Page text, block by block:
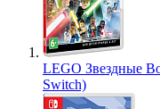
LEGO Звездные
Switch)